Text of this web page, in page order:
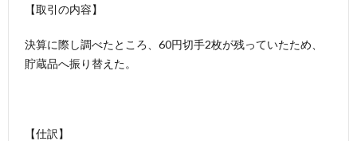
【取引の内容】
決算に際し調べたところ、60円切手2枚が残っていたため、
貯蔵品へ振り替えた。
【仕訳】